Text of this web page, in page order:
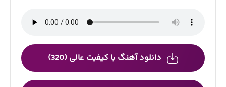
دانلود آهنگ با کیفیت عالی (320)